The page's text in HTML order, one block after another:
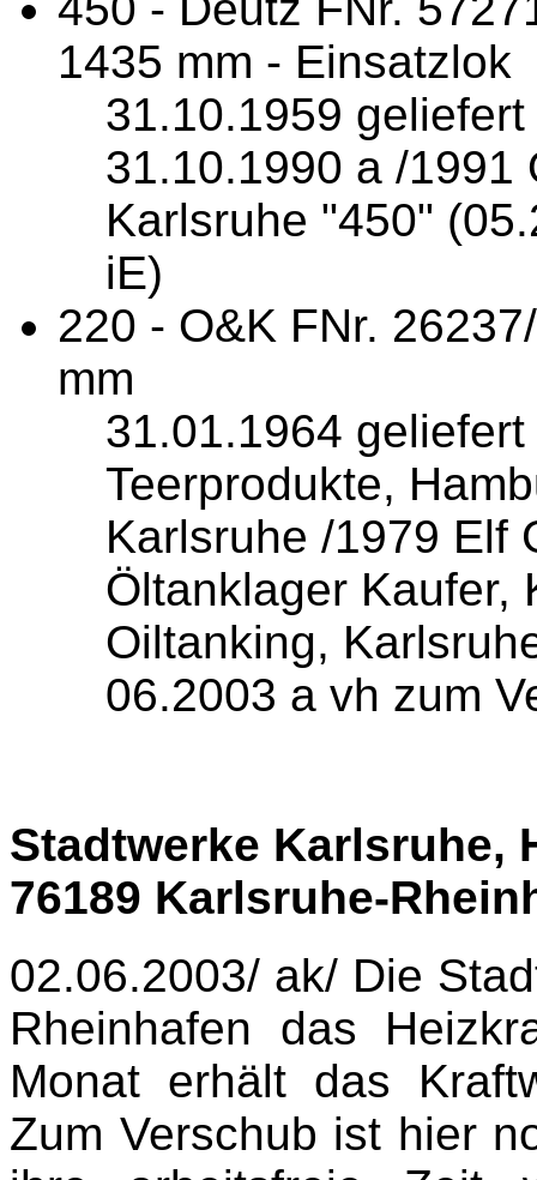
1435 mm - Einsatzlok
31.10.1959
31.10.1990 a /1991
Karlsruhe "450"
iE)
220 - O&K FNr.
mm
31.01.1964
Teerprodukte,
Karlsruhe /1979 Elf
Öltanklager Kaufer,
Oiltanking,
06.2003 a vh zum
Stadtwerke Karlsruhe,
76189 Karlsruhe-
02.06.2003/ ak/ Die
Rheinhafen das
Monat erhält das
Zum Verschub ist hier